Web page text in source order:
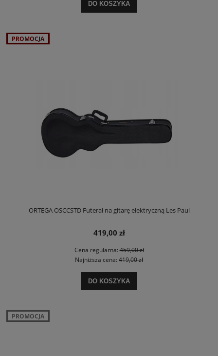
DO KOSZYKA
ORTEGA OSCCSTD Futerał na gitarę elektryczną Les Paul
419,00 zł
Cena regularna:459,00 zł
Najniższa cena: 419,00 zł
DO KOSZYKA
PROMOCJA
PROMOCJA